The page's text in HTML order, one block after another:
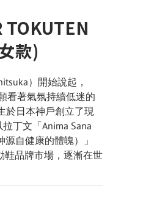
TOKUTEN
款)
）開始說起，
看著氣氛持續低迷的
於日本神戶創立了現
拉丁文「Anima Sana
源自健康的體魄）」
鞋品牌市場，逐漸在世